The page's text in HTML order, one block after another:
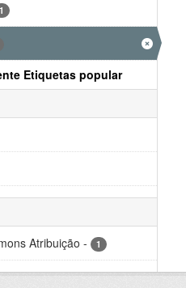
1
Etiquetas popular
Atribuição - 1